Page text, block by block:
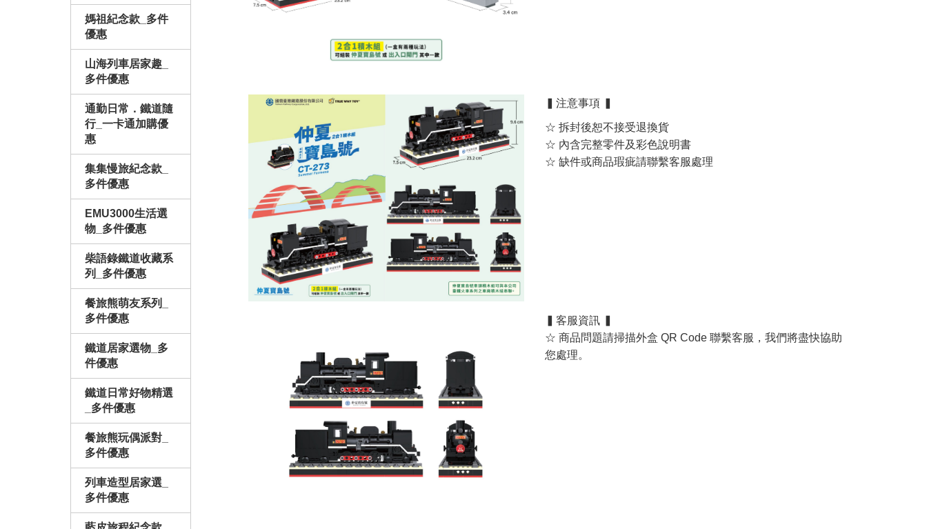
媽祖紀念款_多件
優惠
山海列車居家趣_
多件優惠
通勤日常．鐵道隨
行_一卡通加購優
惠
集集慢旅紀念款_
多件優惠
EMU3000生活選
物_多件優惠
柴語錄鐵道收藏系
列_多件優惠
餐旅熊萌友系列_
多件優惠
鐵道居家選物_多
件優惠
鐵道日常好物精選
_多件優惠
餐旅熊玩偶派對_
多件優惠
列車造型居家選_
多件優惠
▍注意事項 ▍
☆ 拆封後恕不接受退換貨
☆ 內含完整零件及彩色說明書
☆ 缺件或商品瑕疵請聯繫客服處理
▍客服資訊 ▍
☆ 商品問題請掃描外盒 QR Code 聯繫客服，我們將盡快協助
您處理。